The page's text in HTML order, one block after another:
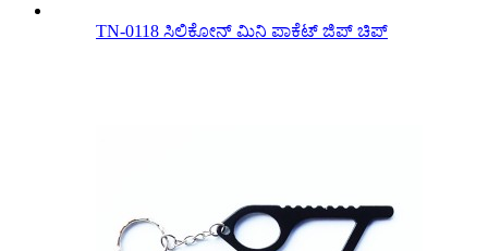
TN-0118 ಸಿಲಿಕೋನ್ ಮಿನಿ ಪಾಕೆಟ್ ಜಿಪ್ ಚಿಪ್